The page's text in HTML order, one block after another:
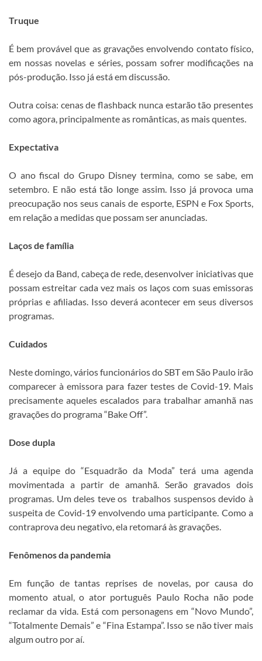
Truque
É bem provável que as gravações envolvendo contato físico,
em nossas novelas e séries, possam sofrer modificações na
pós-produção. Isso já está em discussão.
Outra coisa: cenas de flashback nunca estarão tão presentes
como agora, principalmente as românticas, as mais quentes.
Expectativa
O ano fiscal do Grupo Disney termina, como se sabe, em
setembro. E não está tão longe assim. Isso já provoca uma
preocupação nos seus canais de esporte, ESPN e Fox Sports,
em relação a medidas que possam ser anunciadas.
Laços de família
É desejo da Band, cabeça de rede, desenvolver iniciativas que
possam estreitar cada vez mais os laços com suas emissoras
próprias e afiliadas. Isso deverá acontecer em seus diversos
programas.
Cuidados
Neste domingo, vários funcionários do SBT em São Paulo irão
comparecer à emissora para fazer testes de Covid-19. Mais
precisamente aqueles escalados para trabalhar amanhã nas
gravações do programa “Bake Off”.
Dose dupla
Já a equipe do “Esquadrão da Moda” terá uma agenda
movimentada a partir de amanhã. Serão gravados dois
programas. Um deles teve os trabalhos suspensos devido à
suspeita de Covid-19 envolvendo uma participante. Como a
contraprova deu negativo, ela retomará às gravações.
Fenômenos da pandemia
Em função de tantas reprises de novelas, por causa do
momento atual, o ator português Paulo Rocha não pode
reclamar da vida. Está com personagens em “Novo Mundo”,
“Totalmente Demais” e “Fina Estampa”. Isso se não tiver mais
algum outro por aí.